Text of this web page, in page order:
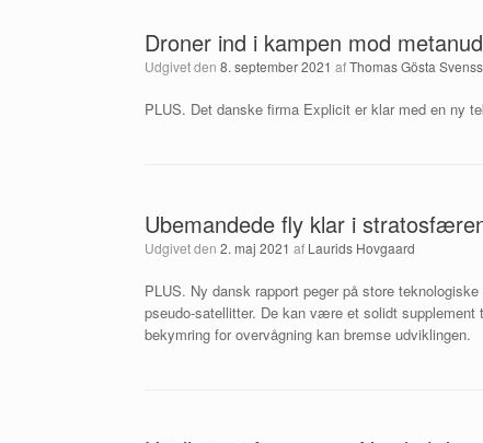
Droner ind i kampen mod
Udgivet den 8. september 2021 afThomas Gösta
PLUS. Det danske firma Explicit er klar med en ny
Ubemandede fly klar i
Udgivet den 2. maj 2021 af Laurids Hovgaard
PLUS. Ny dansk rapport peger på store
pseudo-satellitter. De kan være et solidt supplement
bekymring for overvågning kan bremse udviklingen.